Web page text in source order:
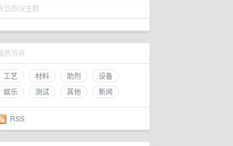
日热议主题
热节点
工艺 材料 助剂
设备
娱乐
测试 其他 新闻
RSS